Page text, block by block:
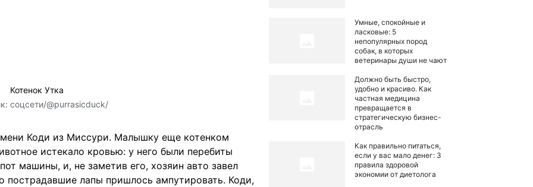
Котенок Утка
cоцсети/@purrasicduck/
Коди из Миссури. Малышку еще котенком
истекало кровью: у него были перебиты
машины, и, не заметив его, хозяин авто завел
пострадавшие лапы пришлось ампутировать. Коди,
Умные, спокойные и
ласковые: 5
непопулярных пород
собак, в которых
ветеринары души не чают
Должно быть быстро,
удобно и красиво. Как
частная медицина
превращается в
стратегическую бизнес-
отрасль
Как правильно питаться,
если у вас мало денег: 3
правила здоровой
экономии от диетолога